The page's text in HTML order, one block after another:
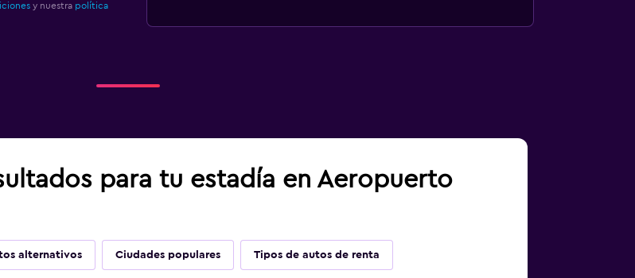
y nuestra política
para tu estadía en Aeropuerto
alternativos Ciudades populares Tipos de autos de renta